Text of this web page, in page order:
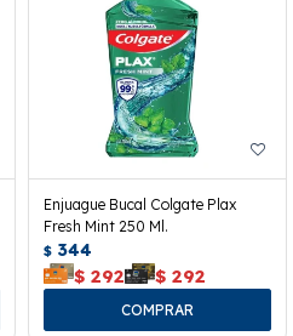
Enjuague Bucal Colgate Plax
Fresh Mint 250 Ml.
$ 344
$ 292 $ 292